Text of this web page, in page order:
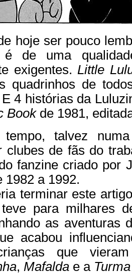
hoje ser pouco
é de uma
exigentes. Little
quadrinhos de
4 histórias da
Bookde 1981,
talvez
clubes de fãs do
fanzine criado por
1982 a 1992.
terminar este
para milhares
as aventuras
acabou
que
, Mafalda e aTurma